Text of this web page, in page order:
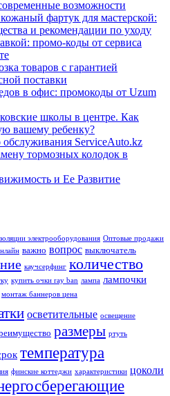
возможности
фартук для мастерской:
и рекомендации по уходу
промо-коды от сервиса
товаров с гарантией
поставки
в офис: промокоды от Uzum
школы в центре. Как
вашему ребенку?
обслуживания ServiceAuto.kz
тормозных колодок в
и Ее Развитие
электрооборудования Оптовые продажи
важно вопрос выключатель
каучсерфинг количество
купить очки ray ban лампа лампочки
монтаж баннеров цена
осветительные освещение
размеры ртуть
температура
финские коттеджи характеристики цоколи